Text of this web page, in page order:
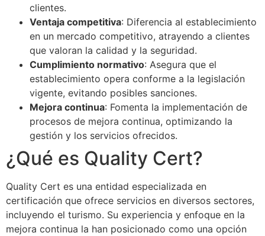
clientes.
Ventaja competitiva: Diferencia al establecimiento
en un mercado competitivo, atrayendo a clientes
que valoran la calidad y la seguridad.
Cumplimiento normativo: Asegura que el
establecimiento opera conforme a la legislación
vigente, evitando posibles sanciones.
Mejora continua: Fomenta la implementación de
procesos de mejora continua, optimizando la
gestión y los servicios ofrecidos.
¿Qué es Quality Cert?
Quality Cert es una entidad especializada en
certificación que ofrece servicios en diversos sectores,
incluyendo el turismo. Su experiencia y enfoque en la
mejora continua la han posicionado como una opción